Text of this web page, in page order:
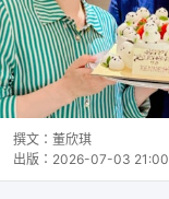
撰文： 董欣琪
出版： 2026-07-03 21:00